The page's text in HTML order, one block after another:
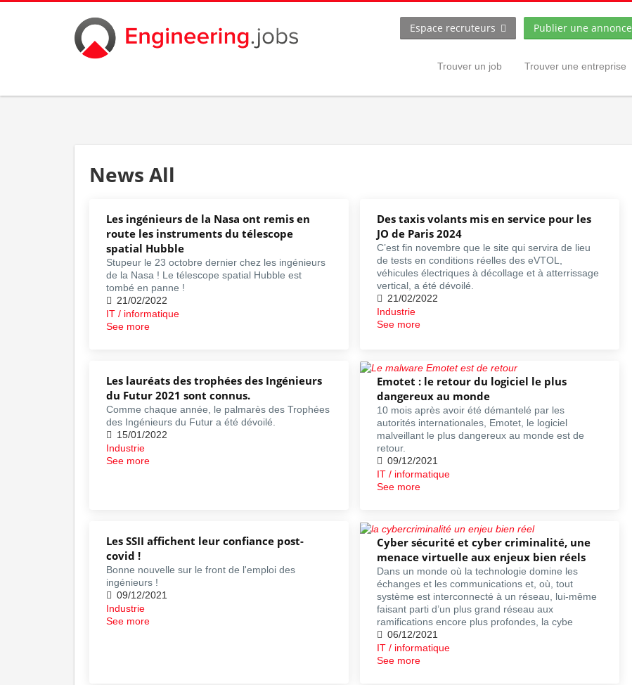
Trouver un job Trouver une entreprise
Espace recruteurs Publier une annonce
News All
Les ingénieurs de la Nasa ont remis en
route les instruments du télescope
spatial Hubble
Stupeur le 23 octobre dernier chez les ingénieurs
de la Nasa ! Le télescope spatial Hubble est
tombé en panne !
21/02/2022
IT / informatique
See more
Des taxis volants mis en service pour les
JO de Paris 2024
C’est fin novembre que le site qui servira de lieu
de tests en conditions réelles des eVTOL,
véhicules électriques à décollage et à atterrissage
vertical, a été dévoilé.
21/02/2022
Industrie
See more
Les lauréats des trophées des Ingénieurs
du Futur 2021 sont connus.
Comme chaque année, le palmarès des Trophées
des Ingénieurs du Futur a été dévoilé.
15/01/2022
Industrie
See more
Emotet : le retour du logiciel le plus
dangereux au monde
10 mois après avoir été démantelé par les
autorités internationales, Emotet, le logiciel
malveillant le plus dangereux au monde est de
retour.
09/12/2021
IT / informatique
See more
Les SSII affichent leur confiance post-
covid !
Bonne nouvelle sur le front de l'emploi des
ingénieurs !
09/12/2021
Industrie
See more
Cyber sécurité et cyber criminalité, une
menace virtuelle aux enjeux bien réels
Dans un monde où la technologie domine les
échanges et les communications et, où, tout
système est interconnecté à un réseau, lui-même
faisant parti d’un plus grand réseau aux
ramifications encore plus profondes, la cybe
06/12/2021
IT / informatique
See more